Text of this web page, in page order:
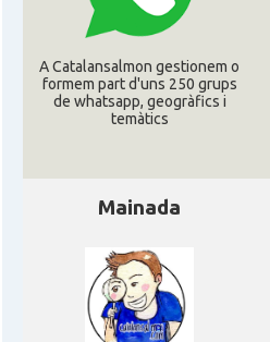
CAMON
CAMON
Catalans a
CAMON
CAMON
A Catalansalmon gestionem o
formem part d'uns 250 grups
de whatsapp, geogràfics i
temàtics
Mainada